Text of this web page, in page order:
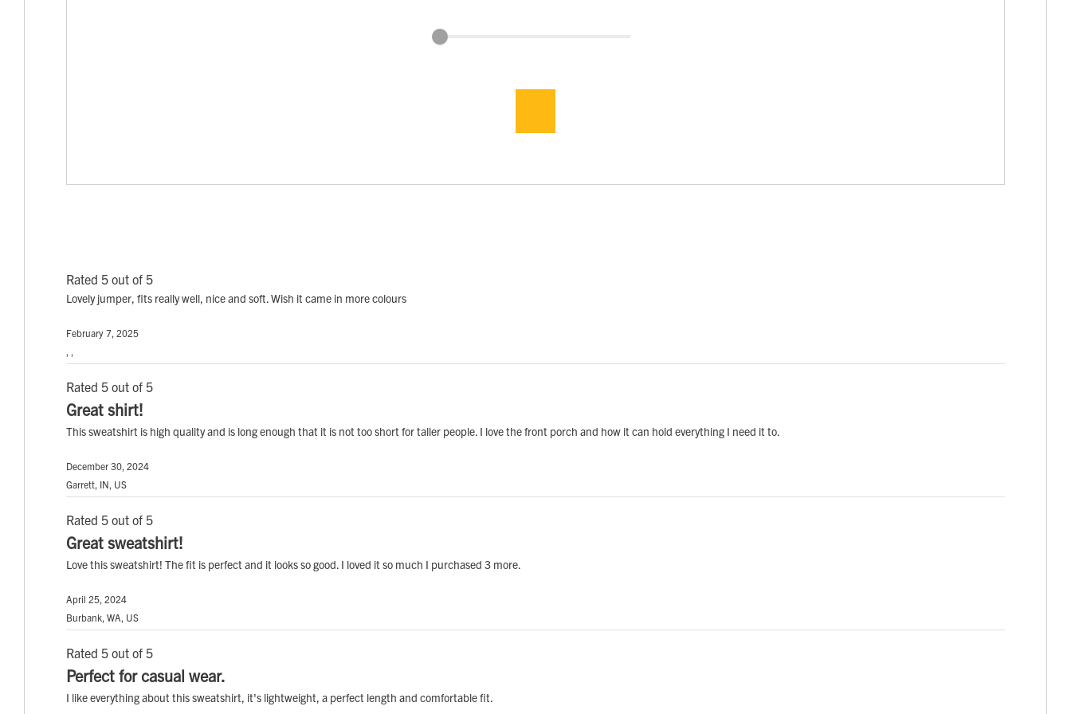
Rated 5 out of 5
Lovely jumper, fits really well, nice and soft. Wish it came in more colours
February 7, 2025
, ,
Rated 5 out of 5
Great shirt!
This sweatshirt is high quality and is long enough that it is not too short for taller people. I love the front porch and how it can hold everything I need it to.
December 30, 2024
Garrett, IN, US
Rated 5 out of 5
Great sweatshirt!
Love this sweatshirt! The fit is perfect and it looks so good. I loved it so much I purchased 3 more.
April 25, 2024
Burbank, WA, US
Rated 5 out of 5
Perfect for casual wear.
I like everything about this sweatshirt, it's lightweight, a perfect length and comfortable fit.